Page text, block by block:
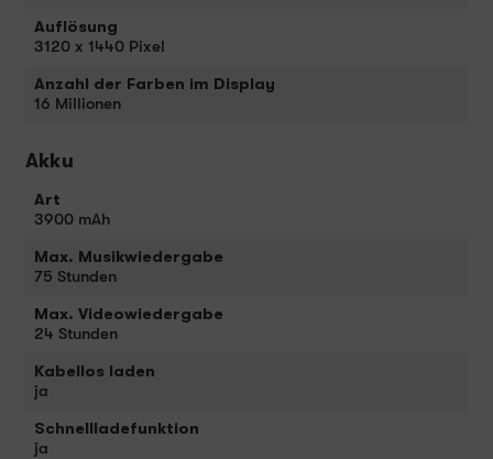
Auflösung
3120 x 1440 Pixel
Anzahl der Farben im Display
16 Millionen
Akku
Art
3900 mAh
Max. Musikwiedergabe
75 Stunden
Max. Videowiedergabe
24 Stunden
Kabellos laden
ja
Schnellladefunktion
ja